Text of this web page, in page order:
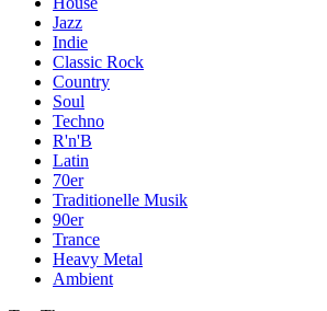
Jazz
Indie
Classic Rock
Country
Soul
Techno
R'n'B
Latin
70er
Traditionelle Musik
90er
Trance
Heavy Metal
Ambient